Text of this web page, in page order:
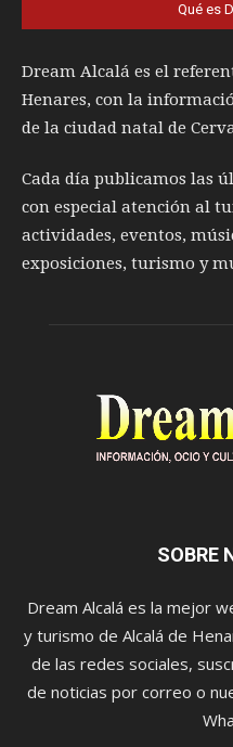
Qué es
Dream Alcalá es el
Henares, con la
de la ciudad natal de
Cada día publicamos las
con especial atención al
actividades, eventos,
exposiciones, turismo y
SOBRE
Dream Alcalá es la mejor
y turismo de Alcalá de
de las redes sociales,
de noticias por correo o